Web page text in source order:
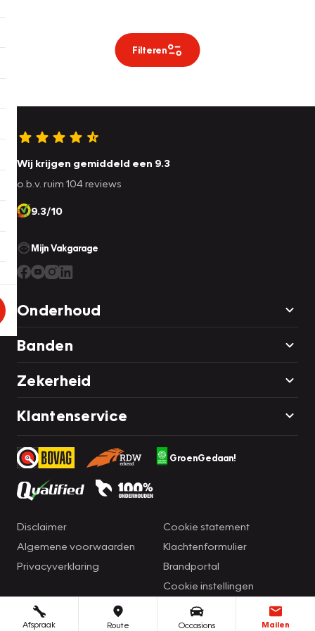
Filteren
Afspraak Route Occasions Mailen
Wij krijgen gemiddeld een 9.3
o.b.v. ruim 104 reviews
9.3/10
Mijn Vakgarage
Onderhoud
Banden
Zekerheid
Klantenservice
GroenGedaan!
Disclaimer
Algemene voorwaarden
Privacyverklaring
Cookie statement
Klachtenformulier
Brandportal
Cookie instellingen